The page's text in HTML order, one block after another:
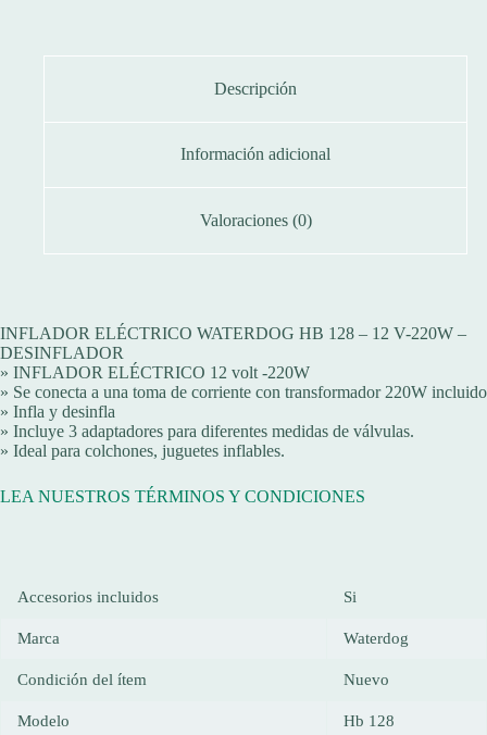
Descripción
Información adicional
Valoraciones (0)
INFLADOR ELÉCTRICO WATERDOG HB 128 – 12 V-220W –
DESINFLADOR
» INFLADOR ELÉCTRICO 12 volt -220W
» Se conecta a una toma de corriente con transformador 220W incluido
» Infla y desinfla
» Incluye 3 adaptadores para diferentes medidas de válvulas.
» Ideal para colchones, juguetes inflables.
LEA NUESTROS TÉRMINOS Y CONDICIONES
Accesorios incluidos Si
Marca Waterdog
Condición del ítem Nuevo
Modelo Hb 128